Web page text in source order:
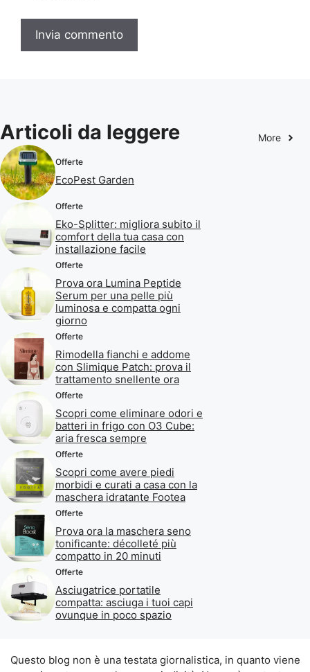
Articoli da leggere More
Offerte
EcoPest Garden
Offerte
Eko-Splitter: migliora subito il
comfort della tua casa con
installazione facile
Offerte
Prova ora Lumina Peptide
Serum per una pelle più
luminosa e compatta ogni
giorno
Offerte
Rimodella fianchi e addome
con Slimique Patch: prova il
trattamento snellente ora
Offerte
Scopri come eliminare odori e
batteri in frigo con O3 Cube:
aria fresca sempre
Offerte
Scopri come avere piedi
morbidi e curati a casa con la
maschera idratante Footea
Offerte
Prova ora la maschera seno
tonificante: décolleté più
compatto in 20 minuti
Offerte
Asciugatrice portatile
compatta: asciuga i tuoi capi
ovunque in poco spazio
Questo blog non è una testata giornalistica, in quanto viene